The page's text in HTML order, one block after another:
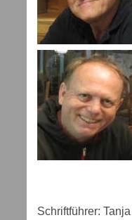
Schriftführer: